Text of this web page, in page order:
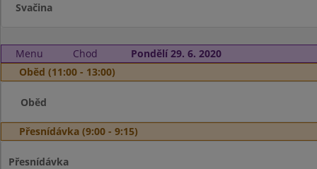
Svačina
Menu Chod
Pondělí 29. 6. 2020
Oběd (11:00 - 13:00)
Oběd
Přesnídávka (9:00 - 9:15)
Přesnídávka